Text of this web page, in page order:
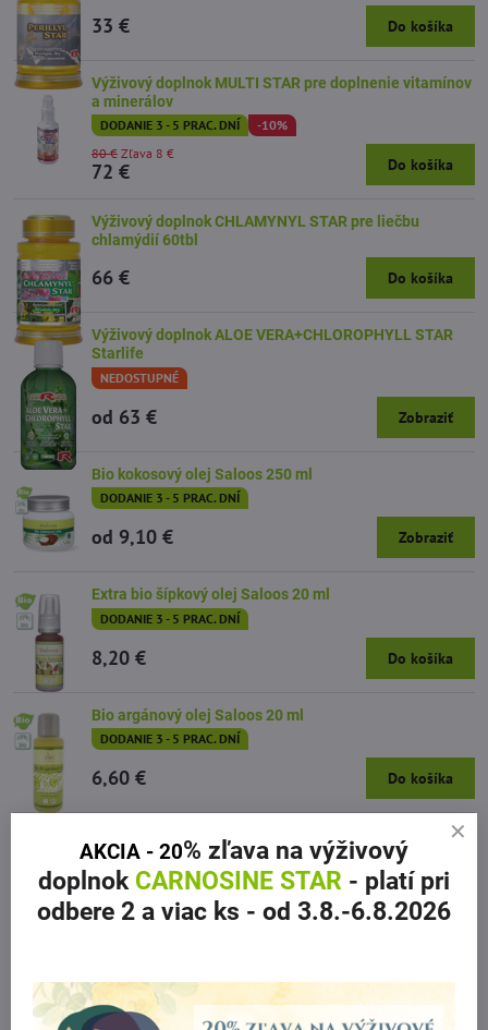
33 € Do košíka
Výživový doplnok MULTI STAR pre doplnenie vitamínov
a minerálov
DODANIE 3 - 5 PRAC. DNÍ -10%
72 €
80 € Zľava 8 €
Do košíka
Výživový doplnok CHLAMYNYL STAR pre liečbu
chlamýdií 60tbl
66 € Do košíka
Výživový doplnok ALOE VERA+CHLOROPHYLL STAR
Starlife
NEDOSTUPNÉ
od 63 € Zobraziť
Bio kokosový olej Saloos 250 ml
DODANIE 3 - 5 PRAC. DNÍ
od 9,10 € Zobraziť
Extra bio šípkový olej Saloos 20 ml
DODANIE 3 - 5 PRAC. DNÍ
8,20 € Do košíka
Bio argánový olej Saloos 20 ml
DODANIE 3 - 5 PRAC. DNÍ
6,60 € Do košíka
DODANIE 3 - 5 PRAC. DNÍ
od 5,10 € Zobraziť
DODANIE 3 - 5 PRAC. DNÍ
od 5,20 € Zobraziť
AKCIA - 20% zľava na výživový
doplnok CARNOSINE STAR - platí pri
odbere 2 a viac ks - od 3.8.-6.8.2026